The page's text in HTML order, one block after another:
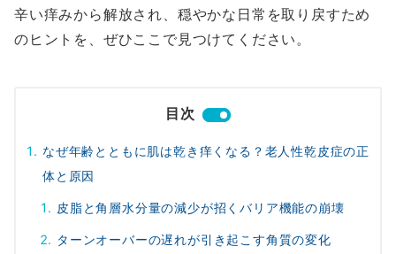
辛い痒みから解放され、穏やかな日常を取り戻すため
のヒントを、ぜひここで見つけてください。
目次
なぜ年齢とともに肌は乾き痒くなる？老人性乾皮症の正
体と原因
皮脂と角層水分量の減少が招くバリア機能の崩壊
ターンオーバーの遅れが引き起こす角質の変化